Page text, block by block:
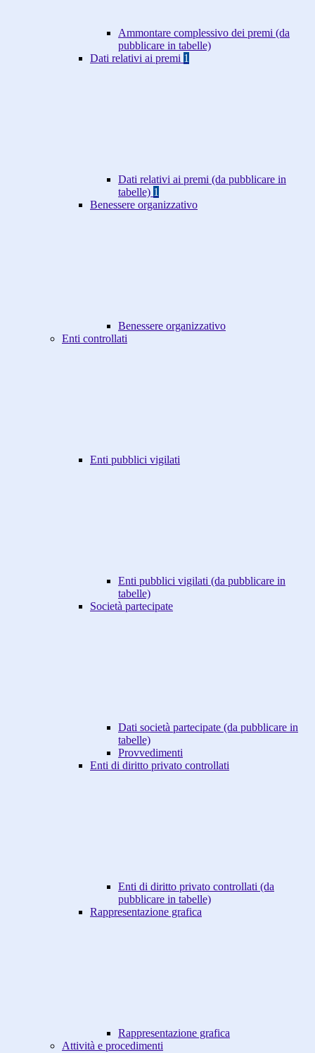
Ammontare complessivo dei premi (da
pubblicare in tabelle)
Dati relativi ai premi 1
Dati relativi ai premi (da pubblicare in
tabelle) 1
Benessere organizzativo
Benessere organizzativo
Enti controllati
Enti pubblici vigilati
Enti pubblici vigilati (da pubblicare in
tabelle)
Società partecipate
Dati società partecipate (da pubblicare in
tabelle)
Provvedimenti
Enti di diritto privato controllati
Enti di diritto privato controllati (da
pubblicare in tabelle)
Rappresentazione grafica
Rappresentazione grafica
Attività e procedimenti